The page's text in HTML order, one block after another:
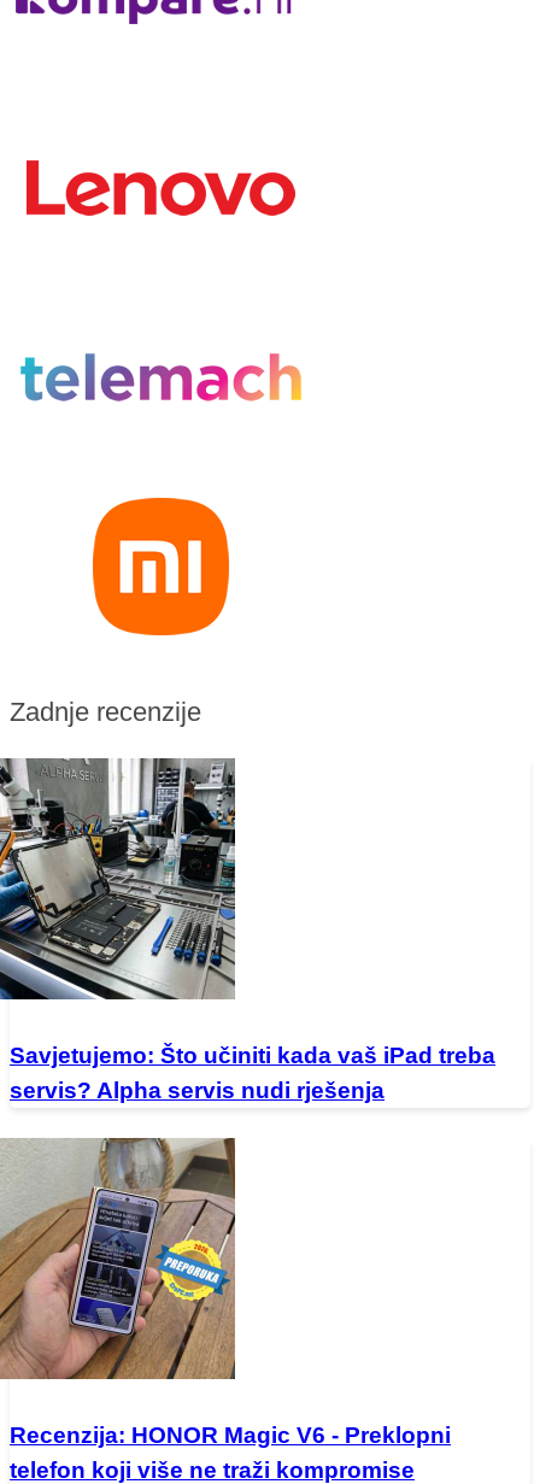
Zadnje recenzije
Savjetujemo: Što učiniti kada vaš iPad treba
servis? Alpha servis nudi rješenja
Recenzija: HONOR Magic V6 - Preklopni
telefon koji više ne traži kompromise